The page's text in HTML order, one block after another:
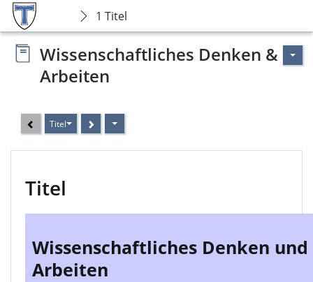
1 Titel
Wissenschaftliches Denken &
Arbeiten
Titel
Titel
Wissenschaftliches Denken und
Arbeiten